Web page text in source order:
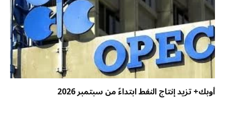
أوبك+ تزيد إنتاج النفط ابتداءً من سبتمبر 2026